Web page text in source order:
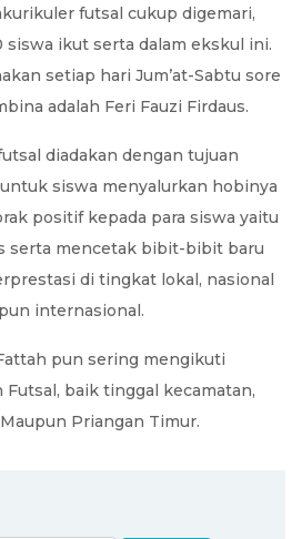
futsal cukup digemari,
ikut serta dalam ekskul ini.
setiap hari Jum’at-Sabtu sore
adalah Feri Fauzi Firdaus.
diadakan dengan tujuan
siswa menyalurkan hobinya
positif kepada para siswa yaitu
serta mencetak bibit-bibit baru
di tingkat lokal, nasional
internasional.
pun sering mengikuti
baik tinggal kecamatan,
Priangan Timur.